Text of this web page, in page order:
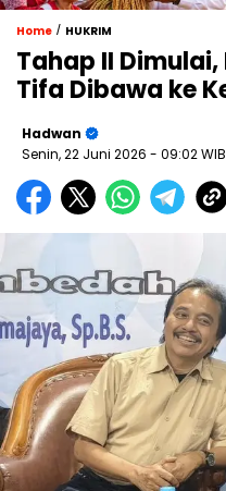
Home / HUKRIM
Tahap II
Tifa Dibawa ke
Hadwan
Senin, 22 Juni 2026 - 09:02 WIB